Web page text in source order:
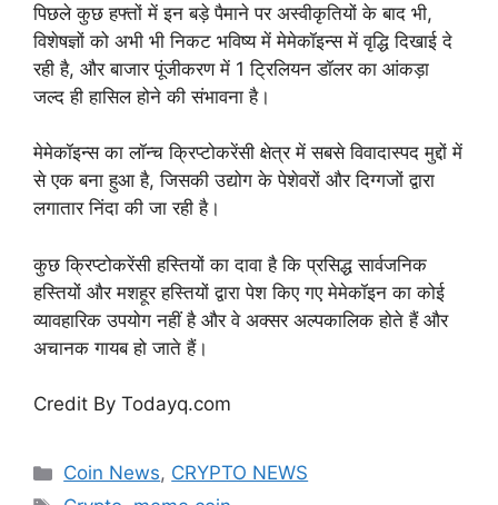
पिछले कुछ हफ्तों में इन बड़े पैमाने पर अस्वीकृतियों के बाद भी,
विशेषज्ञों को अभी भी निकट भविष्य में मेमेकॉइन्स में वृद्धि दिखाई दे
रही है, और बाजार पूंजीकरण में 1 ट्रिलियन डॉलर का आंकड़ा
जल्द ही हासिल होने की संभावना है।
मेमेकॉइन्स का लॉन्च क्रिप्टोकरेंसी क्षेत्र में सबसे विवादास्पद मुद्दों में
से एक बना हुआ है, जिसकी उद्योग के पेशेवरों और दिग्गजों द्वारा
लगातार निंदा की जा रही है।
कुछ क्रिप्टोकरेंसी हस्तियों का दावा है कि प्रसिद्ध सार्वजनिक
हस्तियों और मशहूर हस्तियों द्वारा पेश किए गए मेमेकॉइन का कोई
व्यावहारिक उपयोग नहीं है और वे अक्सर अल्पकालिक होते हैं और
अचानक गायब हो जाते हैं।
Credit By Todayq.com
Categories
Coin News, CRYPTO NEWS